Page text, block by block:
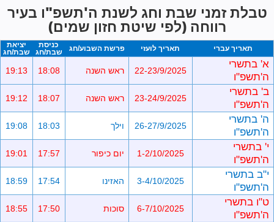
טבלת זמני שבת וחג לשנת ה'תשפ"ו בעיר
רווחה (לפי שיטת חזון שמים)
תאריך עברי תאריך לועזי פרשת השבוע/חג
כניסת
שבת/חג
יציאת
שבת/חג
א' בתשרי
ה'תשפ"ו
22-23/9/2025 ראש השנה 18:08
19:13
ב' בתשרי
ה'תשפ"ו
23-24/9/2025 ראש השנה 18:07
19:12
ה' בתשרי
ה'תשפ"ו
26-27/9/2025 וילך 18:03
19:08
י' בתשרי
ה'תשפ"ו
1-2/10/2025 יום כיפור 17:57
19:01
י"ב בתשרי
ה'תשפ"ו
3-4/10/2025 האזינו 17:54
18:59
ט"ו בתשרי
ה'תשפ"ו
6-7/10/2025 סוכות 17:50
18:55